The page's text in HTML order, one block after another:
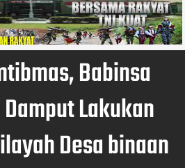
Babinsa
Lakukan
Desa binaan